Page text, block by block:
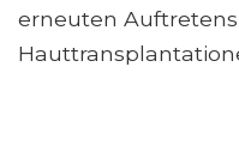
erneuten